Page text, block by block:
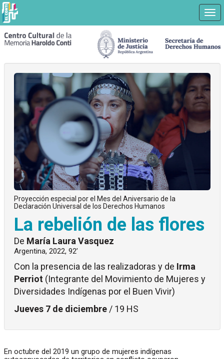
Proyección especial por el Mes del Aniversario de la
Declaración Universal de los Derechos Humanos
La rebelión de las flores
De María Laura Vasquez
Argentina, 2022, 92’
Con la presencia de las realizadoras y de Irma
Perriot (Integrante del Movimiento de Mujeres y
Diversidades Indígenas por el Buen Vivir)
Jueves 7 de diciembre / 19 HS
En octubre del 2019 un grupo de mujeres indígenas